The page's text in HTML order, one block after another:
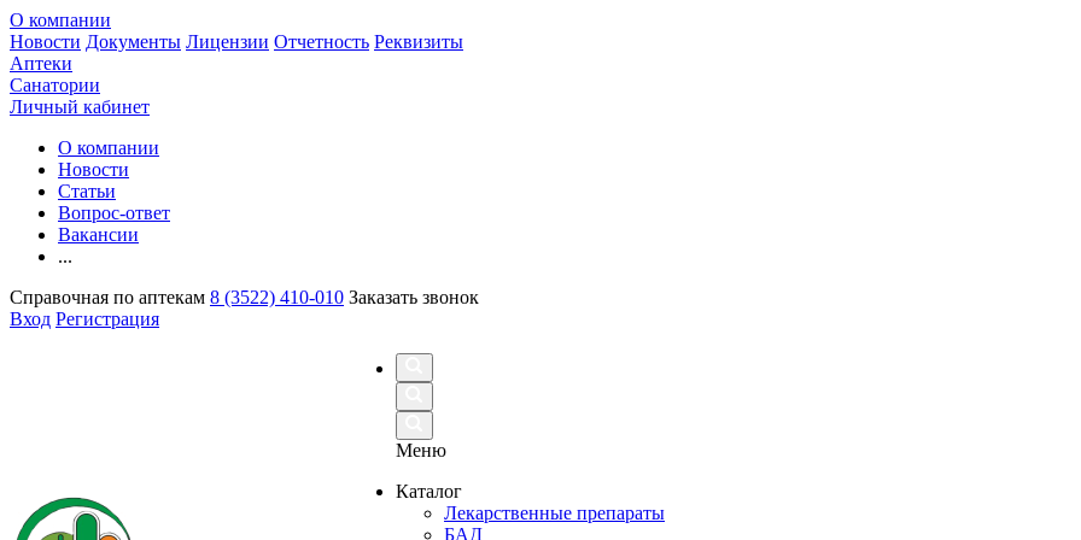
О компании
Новости Документы Лицензии Отчетность Реквизиты
Аптеки
Санатории
Личный кабинет
О компании
Новости
Статьи
Вопрос-ответ
Вакансии
...
Справочная по аптекам 8 (3522) 410-010 Заказать звонок
Вход Регистрация
Меню
Каталог
Лекарственные препараты
БАД